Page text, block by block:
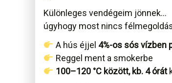
Különleges vendégeim jönnek…
úgyhogy most nincs
A hús éjjel 4%-os sós vízben
Reggel ment a smokerbe
100–120 °C között, kb. 4 órát